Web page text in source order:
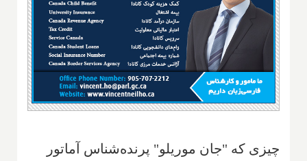
چیزی که "جان موریلو" پرنده‌شناس آماتور